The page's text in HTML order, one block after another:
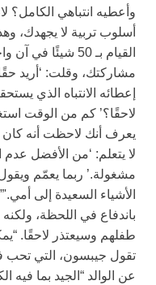
وأعطيه انتباهي الكامل؟
أسلوب تربية لا يجهدك،
القيام بـ 50
مشاركتك، وقلت: ‘أريد
إعطائه الانتباه الذي
يعرف أنك لاحظت أنه كان
لا يتعلم: ‘من الأفضل
مشغولة.’ ربما يعمّم
الأشياء السعيدة إلى
باندفاع في اللحظة،
طفلهم وسيعتذر لاحقًا.
تقول جيبسون، التي تحب
عن الوالد “الجيد بما فيه